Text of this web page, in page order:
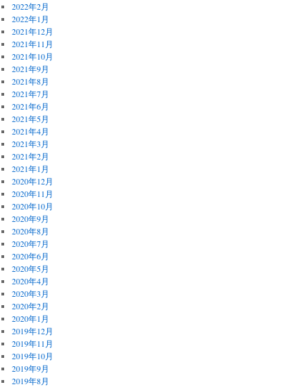
2022年2月
2022年1月
2021年12月
2021年11月
2021年10月
2021年9月
2021年8月
2021年7月
2021年6月
2021年5月
2021年4月
2021年3月
2021年2月
2021年1月
2020年12月
2020年11月
2020年10月
2020年9月
2020年8月
2020年7月
2020年6月
2020年5月
2020年4月
2020年3月
2020年2月
2020年1月
2019年12月
2019年11月
2019年10月
2019年9月
2019年8月